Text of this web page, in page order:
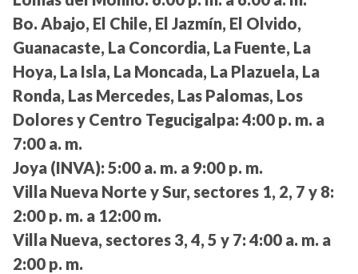
Bo. Abajo, El Chile, El Jazmín, El Olvido,
Guanacaste, La Concordia, La Fuente, La
Hoya, La Isla, La Moncada, La Plazuela, La
Ronda, Las Mercedes, Las Palomas, Los
Dolores y Centro Tegucigalpa: 4:00 p. m. a
7:00 a. m.
Joya (INVA): 5:00 a. m. a 9:00 p. m.
Villa Nueva Norte y Sur, sectores 1, 2, 7 y 8:
2:00 p. m. a 12:00 m.
Villa Nueva, sectores 3, 4, 5 y 7: 4:00 a. m. a
2:00 p. m.